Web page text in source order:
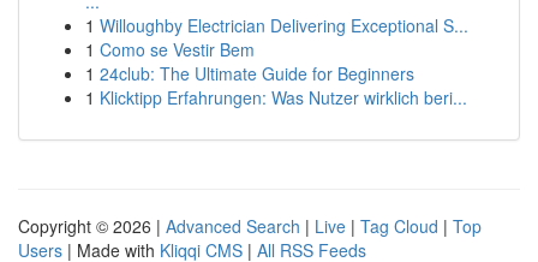
1 Willoughby Electrician Delivering Exceptional S...
1 Como se Vestir Bem
1 24club: The Ultimate Guide for Beginners
1 Klicktipp Erfahrungen: Was Nutzer wirklich beri...
Copyright © 2026 | Advanced Search | Live | Tag Cloud | Top
Users | Made with Kliqqi CMS | All RSS Feeds